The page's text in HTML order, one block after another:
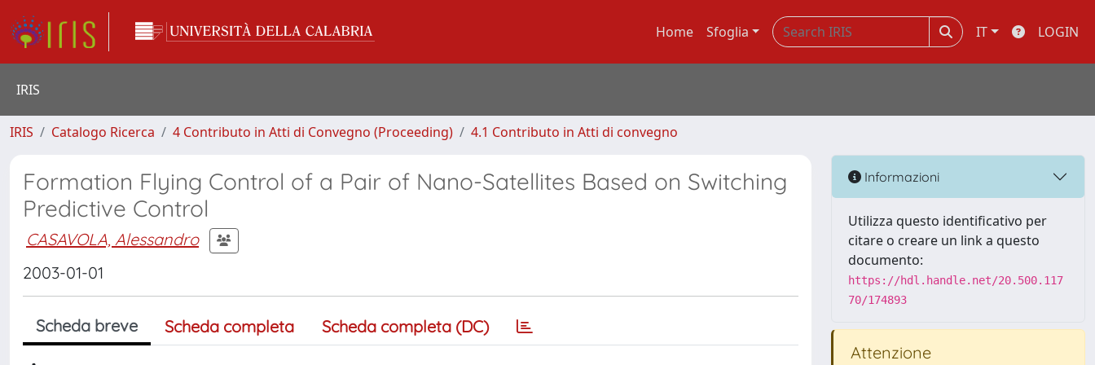
Home Sfoglia IT LOGIN
IRIS
IRIS Catalogo Ricerca 4 Contributo in Atti di Convegno (Proceeding) 4.1 Contributo in Atti di convegno
Formation Flying Control of a Pair of Nano-Satellites Based on Switching
Predictive Control
CASAVOLA, Alessandro
2003-01-01
Scheda breve Scheda completa Scheda completa (DC)
Informazioni
Utilizza questo identificativo per
citare o creare un link a questo
documento:
https://hdl.handle.net/20.500.117
70/174893
Attenzione